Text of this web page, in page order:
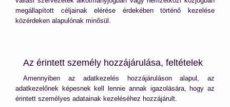
megállapított céljainak elérése érdekében történő kezelése
közérdeken alapulónak minősül.
Az érintett személy hozzájárulása, feltételek
Amennyiben az adatkezelés hozzájáruláson alapul, az
adatkezelőnek képesnek kell lennie annak igazolására, hogy az
érintett személyes adatainak kezeléséhez hozzájárult.